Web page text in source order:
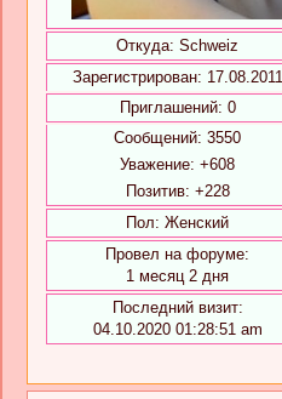
Откуда: Schweiz
Зарегистрирован: 17.08.2011
Приглашений: 0
Сообщений: 3550
Уважение: +608
Позитив: +228
Пол: Женский
Провел на форуме:
1 месяц 2 дня
Последний визит:
04.10.2020 01:28:51 am